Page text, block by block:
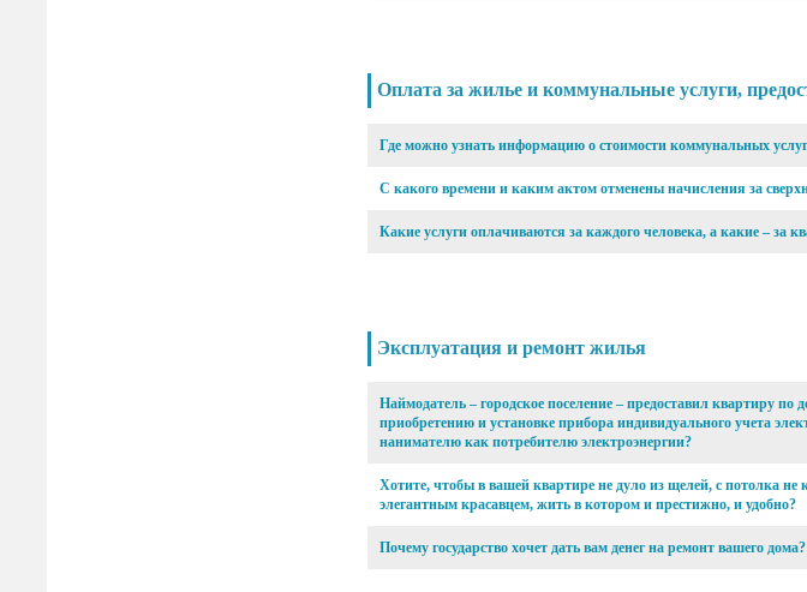
Оплата за жилье и коммунальные услуги,
Где можно узнать информацию о стоимости коммунальных
С какого времени и каким актом отменены начисления за
Какие услуги оплачиваются за каждого человека, а какие – за
Эксплуатация и ремонт жилья
Наймодатель – городское поселение – предоставил квартиру
приобретению и установке прибора индивидуального учета
нанимателю как потребителю электроэнергии?
Хотите, чтобы в вашей квартире не дуло из щелей, с потолка
элегантным красавцем, жить в котором и престижно, и удобно?
Почему государство хочет дать вам денег на ремонт вашего дома?